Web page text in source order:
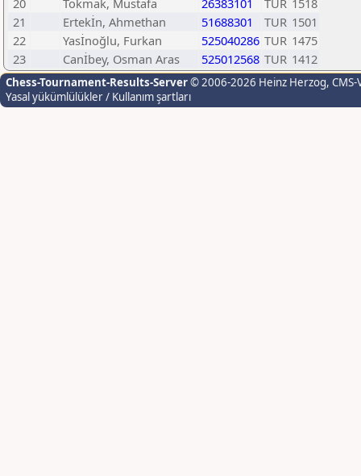
20
Tokmak, Mustafa 26383101 TUR 1518
21
Ertekİn, Ahmethan 51688301 TUR 1501
22
Yasİnoğlu, Furkan 525040286 TUR 1475
23
Canİbey, Osman Aras 525012568 TUR 1412
Chess-Tournament-Results-Server© 2006-2026 Heinz Herzog,
Yasal yükümlülükler / Kullanım şartları